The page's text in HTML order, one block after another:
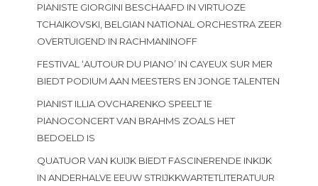
PIANISTE GIORGINI BESCHAAFD IN VIRTUOZE
TCHAIKOVSKI, BELGIAN NATIONAL ORCHESTRA ZEER
OVERTUIGEND IN RACHMANINOFF
FESTIVAL ‘AUTOUR DU PIANO’ IN CAYEUX SUR MER
BIEDT PODIUM AAN MEESTERS EN JONGE TALENTEN
PIANIST ILLIA OVCHARENKO SPEELT 1E
PIANOCONCERT VAN BRAHMS ZOALS HET
BEDOELD IS
QUATUOR VAN KUIJK BIEDT FASCINERENDE INKIJK
IN ANDERHALVE EEUW STRIJKKWARTETLITERATUUR